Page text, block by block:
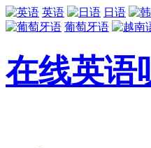
英语 日语
葡萄牙语
在线英语